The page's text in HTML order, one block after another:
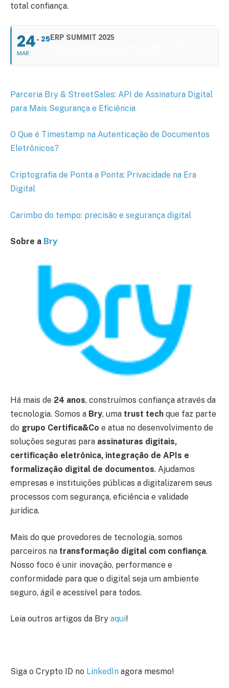
total confiança.
24
MAR
25ERP SUMMIT 2025
Parceria Bry & StreetSales: API de Assinatura Digital
para Mais Segurança e Eficiência
O Que é Timestamp na Autenticação de Documentos
Eletrônicos?
Criptografia de Ponta a Ponta: Privacidade na Era
Digital
Carimbo do tempo: precisão e segurança digital
Sobre a Bry
Há mais de 24 anos, construímos confiança através da
tecnologia. Somos a Bry, uma trust tech que faz parte
do grupo Certifica&Co e atua no desenvolvimento de
soluções seguras para assinaturas digitais,
certificação eletrônica, integração de APIs e
formalização digital de documentos. Ajudamos
empresas e instituições públicas a digitalizarem seus
processos com segurança, eficiência e validade
jurídica.
Mais do que provedores de tecnologia, somos
parceiros na transformação digital com confiança.
Nosso foco é unir inovação, performance e
conformidade para que o digital seja um ambiente
seguro, ágil e acessível para todos.
Leia outros artigos da Bry aqui!
Siga o Crypto ID no LinkedIn agora mesmo!